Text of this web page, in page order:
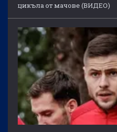
цикъла от мачове (ВИДЕО)